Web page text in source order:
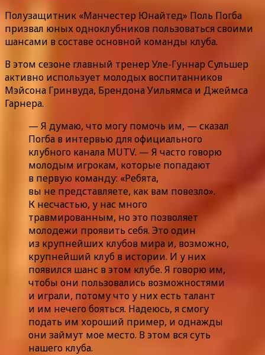
Полузащитник «Манчестер Юнайтед» Поль Погба
призвал юных одноклубников пользоваться своими
шансами в составе основной команды клуба.
В этом сезоне главный тренер Уле-Гуннар Сульшер
активно использует молодых воспитанников
Мэйсона Гринвуда, Брендона Уильямса и Джеймса
Гарнера.
— Я думаю, что могу помочь им, — сказал
Погба в интервью для официального
клубного канала MUTV. — Я часто говорю
молодым игрокам, которые попадают
в первую команду: «Ребята,
вы не представляете, как вам повезло».
К несчастью, у нас много
травмированным, но это позволяет
молодежи проявить себя. Это один
из крупнейших клубов мира и, возможно,
крупнейший клуб в истории. И у них
появился шанс в этом клубе. Я говорю им,
чтобы они пользовались возможностями
и играли, потому что у них есть талант
и им нечего бояться. Надеюсь, я смогу
подать им хороший пример, и однажды
они займут мое место. В этом вся суть
нашего клуба.